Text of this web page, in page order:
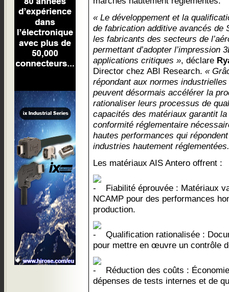
« Le développement et la
de fabrication additive avancés de
les fabricants des secteurs de
permettant d’adopter l’impression
applications critiques », déclare
Director chez ABI Research. «
répondant aux normes
peuvent désormais accélérer la
rationaliser leurs processus de
capacités des matériaux garantit
conformité réglementaire
hautes performances qui
industries hautement
Les matériaux AIS Antero offrent :
Fiabilité éprouvée : Matériaux
NCAMP pour des performances
production.
Qualification rationalisée :
pour mettre en œuvre un contrôle
Réduction des coûts :
dépenses de tests internes et de